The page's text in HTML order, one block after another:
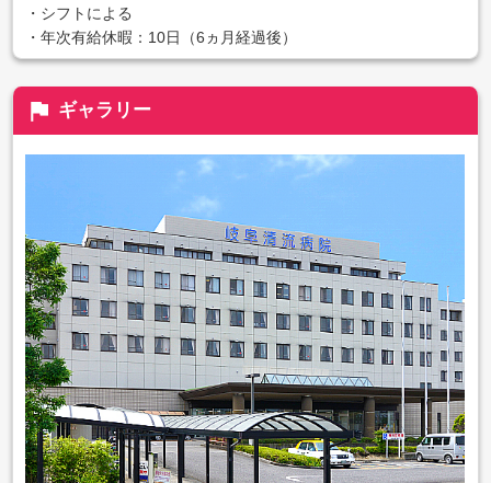
・シフトによる
・年次有給休暇：10日（6ヵ月経過後）
flag ギャラリー